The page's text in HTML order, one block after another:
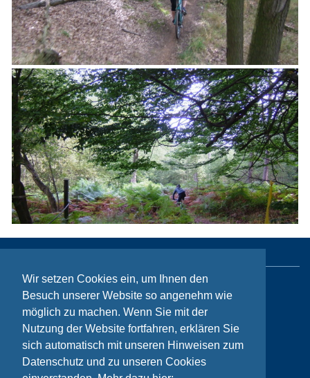
Wir setzen Cookies ein, um Ihnen den
Besuch unserer Website so angenehm wie
möglich zu machen. Wenn Sie mit der
Nutzung der Website fortfahren, erklären Sie
sich automatisch mit unseren Hinweisen zum
Datenschutz und zu unseren Cookies
Sitemap
Kontakt
Impressum
Datenschutzhinweise